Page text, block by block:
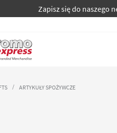
Zapisz się do naszego
ARTYKUŁY SPOŻYWCZE